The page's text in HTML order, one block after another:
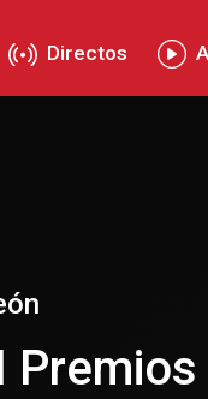
Directos